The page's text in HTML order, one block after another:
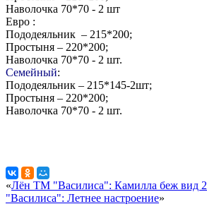
Наволочка 70*70 - 2 шт
Евро :
Пододеяльник – 215*200;
Простыня – 220*200;
Наволочка 70*70 - 2 шт.
Семейный:
Пододеяльник – 215*145-2шт;
Простыня – 220*200;
Наволочка 70*70 - 2 шт.
«Лён ТМ "Василиса": Камилла беж вид 2
"Василиса": Летнее настроение»